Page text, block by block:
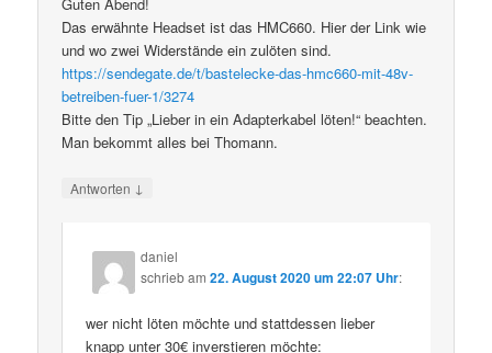
Das erwähnte Headset ist das HMC660. Hier der Link wie
und wo zwei Widerstände ein zulöten sind.
https://sendegate.de/t/bastelecke-das-hmc660-mit-48v-
betreiben-fuer-1/3274
Bitte den Tip „Lieber in ein Adapterkabel löten!“ beachten.
Man bekommt alles bei Thomann.
Antworten ↓
daniel
schriebam22. August 2020 um 22:07 Uhr:
wer nicht löten möchte und stattdessen lieber
knapp unter 30€ inverstieren möchte: